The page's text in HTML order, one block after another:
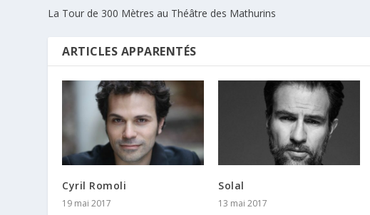
La Tour de 300 Mètres au Théâtre des Mathurins
ARTICLES APPARENTÉS
Cyril Romoli
19 mai 2017
Solal
13 mai 2017